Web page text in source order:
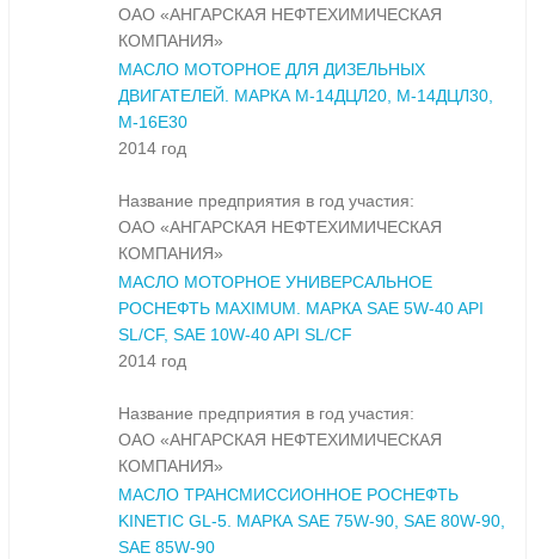
ОАО «АНГАРСКАЯ НЕФТЕХИМИЧЕСКАЯ
КОМПАНИЯ»
МАСЛО МОТОРНОЕ ДЛЯ ДИЗЕЛЬНЫХ
ДВИГАТЕЛЕЙ. МАРКА М-14ДЦЛ20, М-14ДЦЛ30,
М-16Е30
2014 год
Название предприятия в год участия:
ОАО «АНГАРСКАЯ НЕФТЕХИМИЧЕСКАЯ
КОМПАНИЯ»
МАСЛО МОТОРНОЕ УНИВЕРСАЛЬНОЕ
РОСНЕФТЬ MAXIMUM. МАРКА SAE 5W-40 API
SL/CF, SAE 10W-40 API SL/CF
2014 год
Название предприятия в год участия:
ОАО «АНГАРСКАЯ НЕФТЕХИМИЧЕСКАЯ
КОМПАНИЯ»
МАСЛО ТРАНСМИССИОННОЕ РОСНЕФТЬ
KINETIC GL-5. МАРКА SAE 75W-90, SAE 80W-90,
SAE 85W-90